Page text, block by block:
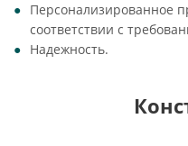
Персонализированное
соответствии с
Надежность.